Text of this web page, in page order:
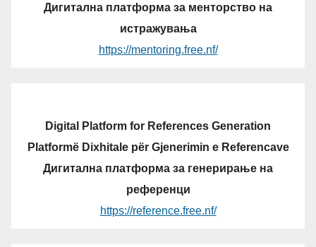
Дигитална платформа за менторство на
истражувања
https://mentoring.free.nf/
Digital Platform for References Generation
Platformë Dixhitale për Gjenerimin e Referencave
Дигитална платформа за генерирање на
референци
https://reference.free.nf/